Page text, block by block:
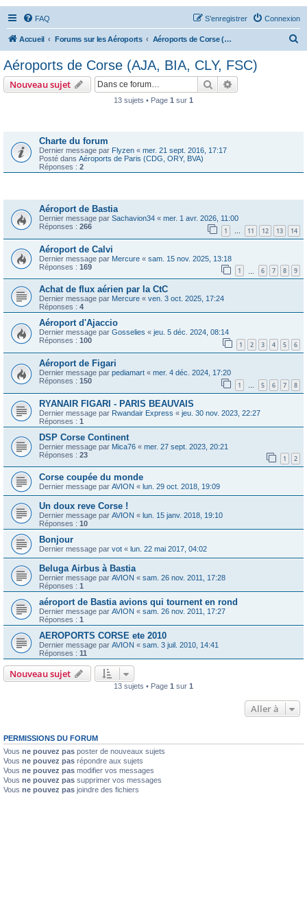
FAQ Connexion
S’enregistrer
Accueil Forums sur les Aéroports Aéroports de Corse (AJA, BIA, CLY, FSC)
Aéroports de Corse (AJA, BIA, CLY, FSC)
Nouveau sujet Rechercher
13 sujets • Page 1 sur 1
Charte du forum
Dernier message par Flyzen « mer. 21 sept. 2016, 17:17
Posté dans Aéroports de Paris (CDG, ORY, BVA)
Réponses : 2
Aéroport de Bastia
Dernier message par Sachavion34 « mer. 1 avr. 2026, 11:00
Réponses : 266 1 … 11 12 13 14
Aéroport de Calvi
Dernier message par Mercure « sam. 15 nov. 2025, 13:18
Réponses : 169 1 6 7 8 9
Achat de flux aérien par la CtC
Dernier message par Mercure « ven. 3 oct. 2025, 17:24
Réponses : 4
Aéroport d'Ajaccio
Dernier message par Gosselies « jeu. 5 déc. 2024, 08:14
Réponses : 100 1 2 3 4 5 6
Aéroport de Figari
Dernier message par pediamart « mer. 4 déc. 2024, 17:20
Réponses : 150 1 … 5 6 7 8
RYANAIR FIGARI - PARIS BEAUVAIS
Dernier message par Rwandair Express « jeu. 30 nov. 2023, 22:27
Réponses : 1
DSP Corse Continent
Dernier message par Mica76 « mer. 27 sept. 2023, 20:21
Réponses : 23 1 2
Corse coupée du monde
Dernier message par AVION « lun. 29 oct. 2018, 19:09
Un doux reve Corse !
Dernier message par AVION « lun. 15 janv. 2018, 19:10
Réponses : 10
Bonjour
Dernier message par vot « lun. 22 mai 2017, 04:02
Beluga Airbus à Bastia
Dernier message par AVION « sam. 26 nov. 2011, 17:28
Réponses : 1
aéroport de Bastia avions qui tournent en rond
Dernier message par AVION « sam. 26 nov. 2011, 17:27
Réponses : 1
AEROPORTS CORSE ete 2010
Dernier message par AVION « sam. 3 juil. 2010, 14:41
Réponses : 11
Nouveau sujet
13 sujets • Page 1 sur 1
Aller à
PERMISSIONS DU FORUM
Vous ne pouvez pas poster de nouveaux sujets
Vous ne pouvez pas répondre aux sujets
Vous ne pouvez pas modifier vos messages
Vous ne pouvez pas supprimer vos messages
Vous ne pouvez pas joindre des fichiers